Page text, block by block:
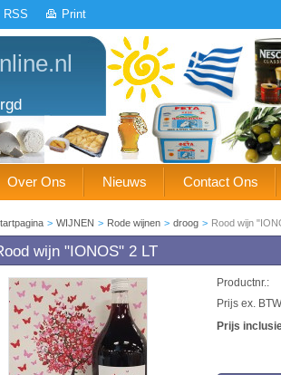
RSS Print
Over Ons Nieuws Contact Ons
> WIJNEN > Rode wijnen > droog > Rood wijn
wijn "IONOS" 2 LT
Productnr.:
Prijs ex.
Prijs